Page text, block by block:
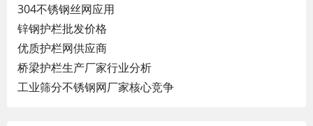
304不锈钢丝网应用
锌钢护栏批发价格
优质护栏网供应商
桥梁护栏生产厂家行业分析
工业筛分不锈钢网厂家核心竞争